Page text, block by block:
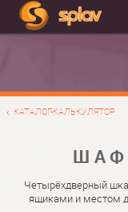
КАТАЛОГ-КАЛЬКУЛЯТОР
Четырёхдверный
ящиками и местом
ВБУДОВАНІ
НАСТІННА
ФОТО ШАФ
МАТЕРІАЛИ
ФУРНІТУРА
ПРО НАС